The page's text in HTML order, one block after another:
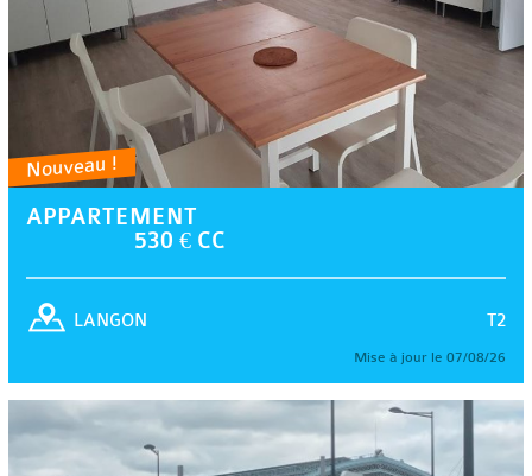
Nouveau !
APPARTEMENT
530 € CC
T2
LANGON
Mise à jour le 07/08/26